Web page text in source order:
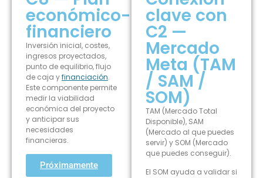
económico-
financiero
Inversión inicial, costes,
ingresos proyectados,
punto de equilibrio, flujo
de caja yfinanciación.
Este componente permite
medir la viabilidad
económica del proyecto
y anticipar sus
necesidades
financieras.
Próximamente
clave con
C2 —
Mercado
Meta (TAM
/ SAM /
SOM)
TAM (Mercado Total
Disponible), SAM
(Mercado al que puedes
servir) y SOM (Mercado
que puedes conseguir).
El SOM ayuda a validar si